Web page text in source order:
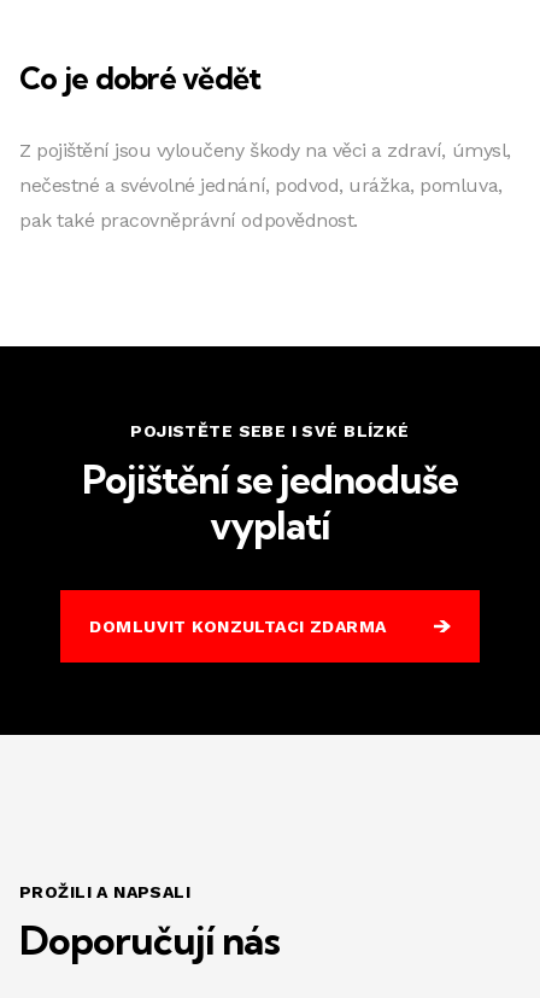
Co je dobré vědět
Z pojištění jsou vyloučeny škody na věci a zdraví, úmysl,
nečestné a svévolné jednání, podvod, urážka, pomluva,
pak také pracovněprávní odpovědnost.
POJISTĚTE SEBE I SVÉ BLÍZKÉ
Pojištění se jednoduše
vyplatí
DOMLUVIT KONZULTACI ZDARMA
PROŽILI A NAPSALI
Doporučují nás